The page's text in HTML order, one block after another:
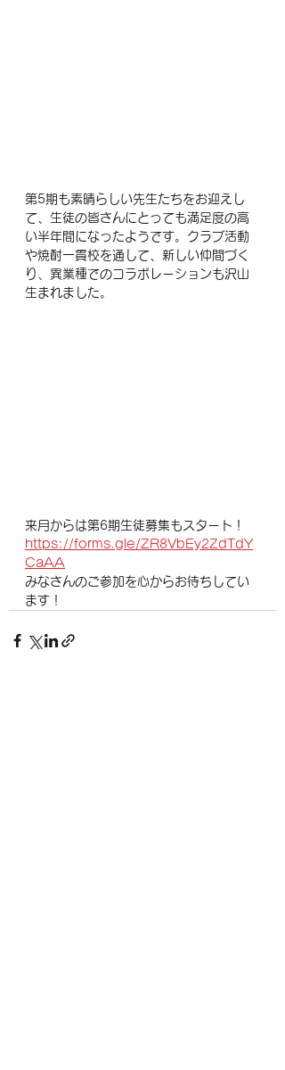
第5期も素晴らしい先生たちをお迎えし
て、生徒の皆さんにとっても満足度の高
い半年間になったようです。クラブ活動
や焼酎一貫校を通して、新しい仲間づく
り、異業種でのコラボレーションも沢山
生まれました。
来月からは第6期生徒募集もスタート！
https://forms.gle/ZR8VbEy2ZdTdY
CaAA
みなさんのご参加を心からお待ちしてい
ます！